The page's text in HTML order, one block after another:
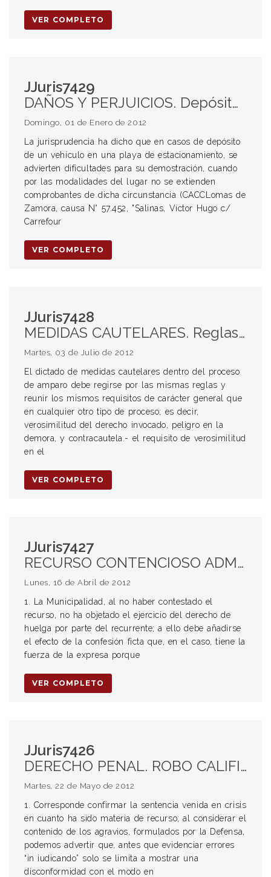
VER COMPLETO
JJuris7429
DAÑOS Y PERJUICIOS. Depósito de un vehículo en playa de estacionamiento. Robo de automotores de las playas de estacionamiento de centros comerciales / shopping. Responsabilidad del hipermercado. Contrato innominado. Art. 1198 del Código Civil. Responsabilidad.
Domingo, 01 de Enero de 2012
La jurisprudencia ha dicho que en casos de depósito
de un vehículo en una playa de estacionamiento, se
advierten dificultades para su demostración, cuando
por las modalidades del lugar no se extienden
comprobantes de dicha circunstancia (CACCLomas de
Zamora, causa N° 57.452, "Salinas, Víctor Hugo c/
Carrefour
VER COMPLETO
JJuris7428
MEDIDAS CAUTELARES. Reglas de aplicación. Procedencia. Requisitos. Verosimilitud en el derecho invocado. RECURSO DE AMPARO. Procedencia. Requisitos. Verosimilitud en el derecho invocado. Medida cautelar innovativa.
Martes, 03 de Julio de 2012
El dictado de medidas cautelares dentro del proceso
de amparo debe regirse por las mismas reglas y
reunir los mismos requisitos de carácter general que
en cualquier otro tipo de proceso; es decir,
verosimilitud del derecho invocado, peligro en la
demora, y contracautela.- el requisito de verosimilitud
en el
VER COMPLETO
JJuris7427
RECURSO CONTENCIOSO ADMINISTRATIVO. MUNICIPALIDAD DE FUNES. CHOFER DE EMERGENCIAS. FALTA DE CONTESTACIÓN DE LA DEMANDA. NO OBJECIÓN DEL DERECHO DE HUELGA. EFECTO DE LA CONFESIÓN FICTA. CULPA DE LA EMPLEADORA. DÍAS MAL DESCONTADOS. PRESUNCIÓN DE CULPA DE LA EMPLEADORA. PRESENTISMO MAL DESCONTADO.
Lunes, 16 de Abril de 2012
1. La Municipalidad, al no haber contestado el
recurso, no ha objetado el ejercicio del derecho de
huelga por parte del recurrente; a ello debe añadirse
el efecto de la confesión ficta que, en el caso, tiene la
fuerza de la expresa porque
VER COMPLETO
JJuris7426
DERECHO PENAL. ROBO CALIFICADO POR EL USO DE ARMA DE FUEGO EN GRADO DE TENTATIVA. ART 166 INC 2° PRIMER PÁRRAFO DEL CÓDIGO PENAL. CONFIRMACIÓN DE LA SENTENCIA PUESTA EN CRISIS. AGRAVIOS QUE NO EVIDENCIAN ERRORES IN IUDICANDO. DISCONFORMIDAD CON EL MODO DE RESOLVER EL CONFLICTO. VALORACIÓN DE LA PRUEBA EN CONJUNTO. PLENO CONVENCIMIENTO DEL JUZGADOR. PENA DE TRES AÑOS. IMPOSIBILIDAD DE REDUCCIÓN. VIOLENCIA EJERCIDA POR EL IMPUTADO SOBRE LA VÍCTIMA.
Martes, 22 de Mayo de 2012
1. Corresponde confirmar la sentencia venida en crisis
en cuanto ha sido materia de recurso; al considerar el
contenido de los agravios, formulados por la Defensa,
podemos advertir que, antes que evidenciar errores
“in iudicando” solo se limita a mostrar una
disconformidad con el modo en